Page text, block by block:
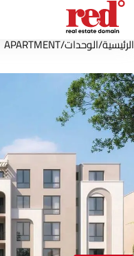
الرئيسية/الوحدات/
APARTMENT